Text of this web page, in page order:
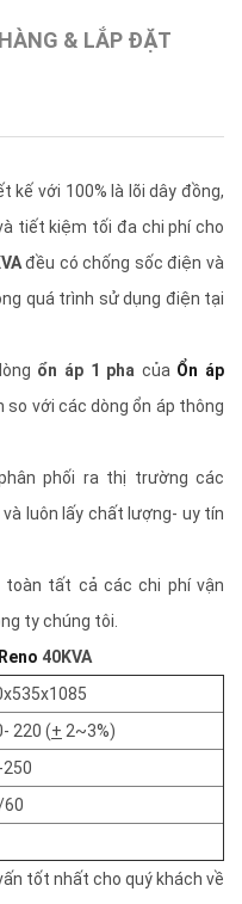
& LẮP ĐẶT
kế với 100% là lõi dây đồng,
tiết kiệm tối đa chi phí cho
đều có chống sốc điện và
quá trình sử dụng điện tại
ổn áp 1 pha của Ổn áp
với các dòng ổn áp thông
phối ra thị trường các
luôn lấy chất lượng- uy tín
toàn tất cả các chi phí vận
ty chúng tôi.
40KVA
220 (+ 2~3%)
60
tốt nhất cho quý khách về